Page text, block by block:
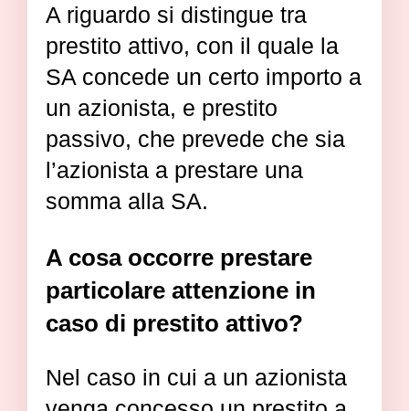
A riguardo si distingue tra
prestito attivo, con il quale la
SA concede un certo importo a
un azionista, e prestito
passivo, che prevede che sia
l’azionista a prestare una
somma alla SA.
A cosa occorre prestare
particolare attenzione in
caso di prestito attivo?
Nel caso in cui a un azionista